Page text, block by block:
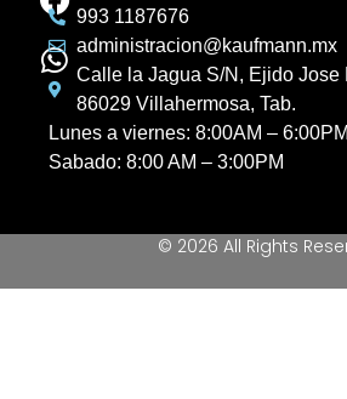
993 1187676
administracion@kaufmann.mx
Calle la Jagua S/N, Ejido Jose
86029 Villahermosa, Tab.
Lunes a viernes: 8:00AM – 6:00PM
Sabado: 8:00 AM – 3:00PM
© 2026 All Rights